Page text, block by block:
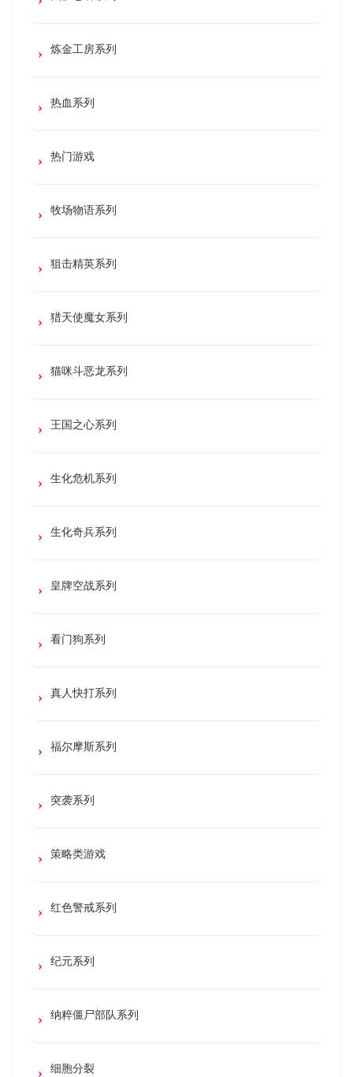
炼金工房系列
热血系列
热门游戏
牧场物语系列
狙击精英系列
猎天使魔女系列
猫咪斗恶龙系列
王国之心系列
生化危机系列
生化奇兵系列
皇牌空战系列
看门狗系列
真人快打系列
福尔摩斯系列
突袭系列
策略类游戏
红色警戒系列
纪元系列
纳粹僵尸部队系列
细胞分裂